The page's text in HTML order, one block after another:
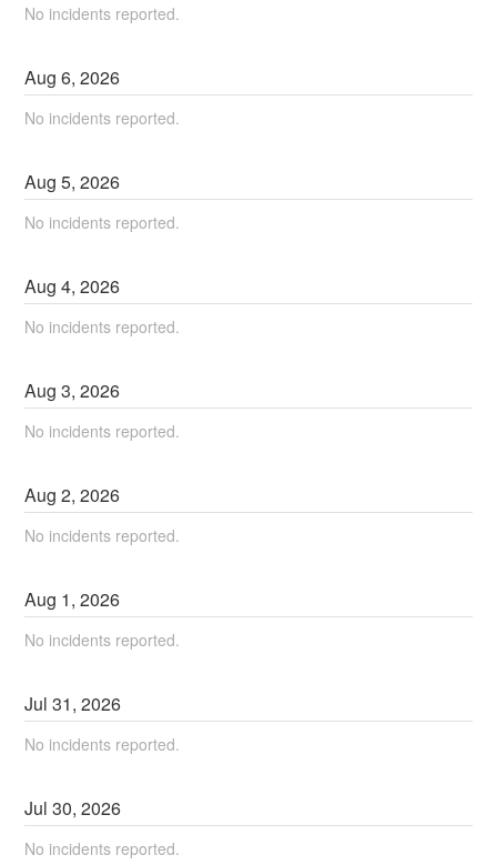
No incidents reported.
Aug6,2026
No incidents reported.
Aug5,2026
No incidents reported.
Aug4,2026
No incidents reported.
Aug3,2026
No incidents reported.
Aug2,2026
No incidents reported.
Aug 1,2026
No incidents reported.
Jul31,2026
No incidents reported.
Jul30,2026
No incidents reported.